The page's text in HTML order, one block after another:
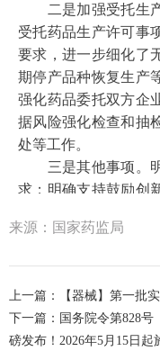
持有人经评估认为已
时采取相应措施，确
（十）同一受托
一通用名称药品，或
称药品的，应当严格
产品分别制定相应的
生产过程应当相互独
理，关键物料、中间
立、避免混淆，确保
确保各受托生产企业
评估，并制定相应风
品质量对比研究，确
（十一）持有人
二是加强受托生产
受托药品生产许可事
要求，进一步细化了
期停产品种恢复生产
强化药品委托双方企
据风险强化检查和抽
处等工作。
三是其他事项。明
求；明确支持鼓励创
转型升级，鼓励发展
为加强委托生产药品
量追溯和调查要求，
风险管理原则，《公
来源：国家药监局
上一篇：
【器械】第一批
下一篇： 国务院令第828
磅发布！2026年5月15日起